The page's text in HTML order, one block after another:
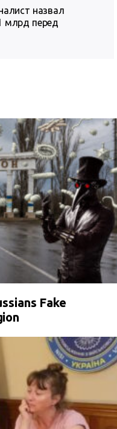
назвал
млрд перед
Fake